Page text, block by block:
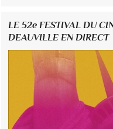
LE 52e FESTIVAL DU
DEAUVILLE EN DIRECT